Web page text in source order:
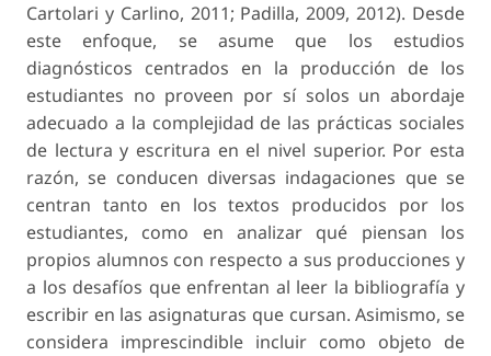
Cartolari y Carlino, 2011; Padilla, 2009, 2012). Desde
este enfoque, se asume que los estudios
diagnósticos centrados en la producción de los
estudiantes no proveen por sí solos un abordaje
adecuado a la complejidad de las prácticas sociales
de lectura y escritura en el nivel superior. Por esta
razón, se conducen diversas indagaciones que se
centran tanto en los textos producidos por los
estudiantes, como en analizar qué piensan los
propios alumnos con respecto a sus producciones y
a los desafíos que enfrentan al leer la bibliografía y
escribir en las asignaturas que cursan. Asimismo, se
considera imprescindible incluir como objeto de